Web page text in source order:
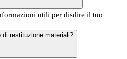
utili per disdire il tuo
restituzione materiali?